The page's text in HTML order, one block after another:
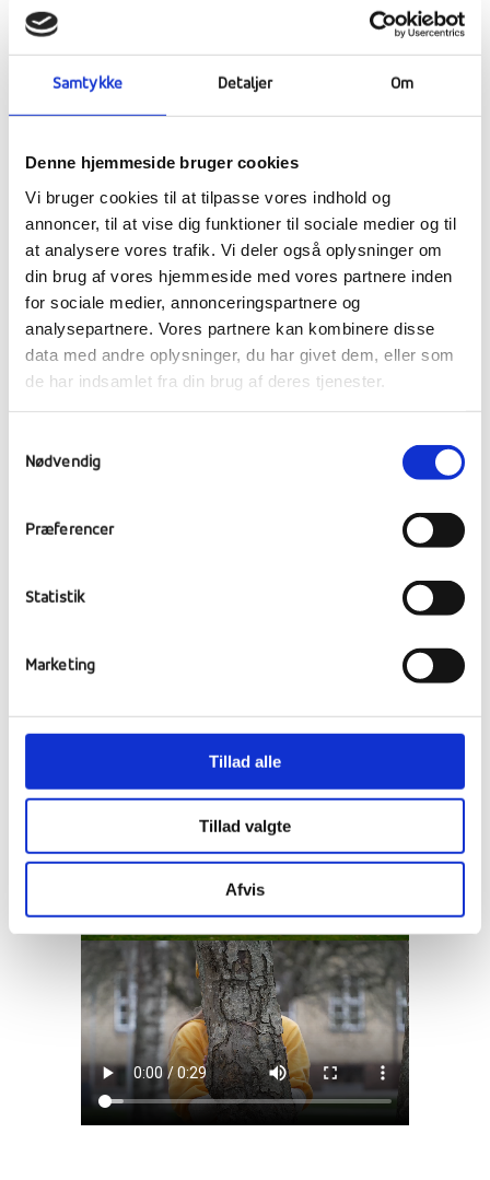
Samtykke Detaljer Om
Denne hjemmeside bruger cookies
Vi bruger cookies til at tilpasse vores indhold og
annoncer, til at vise dig funktioner til sociale medier og til
at analysere vores trafik. Vi deler også oplysninger om
din brug af vores hjemmeside med vores partnere inden
for sociale medier, annonceringspartnere og
analysepartnere. Vores partnere kan kombinere disse
data med andre oplysninger, du har givet dem, eller som
de har indsamlet fra din brug af deres tjenester.
Nødvendig
Præferencer
Statistik
Marketing
Tillad alle
Tillad valgte
Afvis
sluppet løs på skolens område, og elevernes
opgave var naturligvis at fange dem.
Samtidig havde de gemt mere end 1000
påskeæg rundt omkring på hele skolen – i
buske, på fodboldbaner, i klasselokaler, på
værelser, i gangarealer, køkkener og kontorer
– klar til at blive fundet.
Kort sagt: den vildeste påskejagt, de fleste